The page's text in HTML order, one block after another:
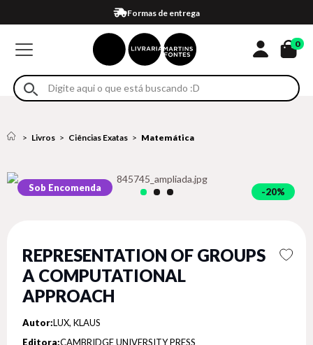
Formas de entrega
Compra 100% segura
Em até 4x sem juros no cartão*
Retire na loja
Eventos
0
Livros Ciências Exatas Matemática
Sob Encomenda 20%
REPRESENTATION OF GROUPS
A COMPUTATIONAL
APPROACH
Autor:LUX, KLAUS
Editora:CAMBRIDGE UNIVERSITY PRESS